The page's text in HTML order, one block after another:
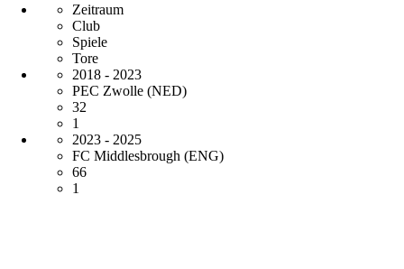
Zeitraum
Club
Spiele
Tore
2018 - 2023
PEC Zwolle (NED)
32
1
2023 - 2025
FC Middlesbrough (ENG)
66
1